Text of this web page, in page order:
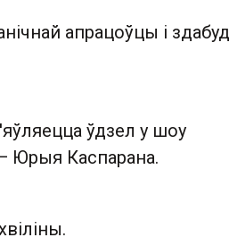
апрацоўцы і
ўдзел у шоу
Юрыя Каспарана.